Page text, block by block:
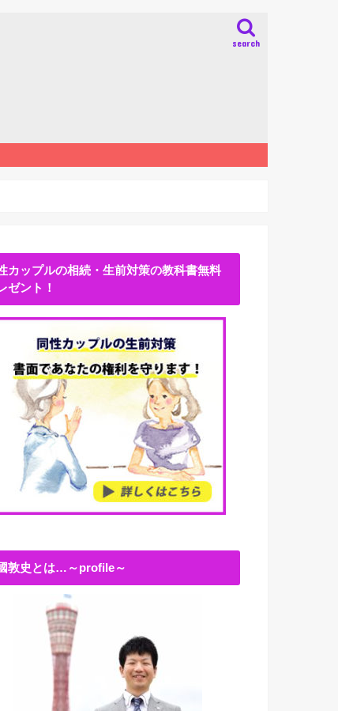
search
カップルの相続・生前対策の教科書無料
ゼント！
敦史とは…～profile～